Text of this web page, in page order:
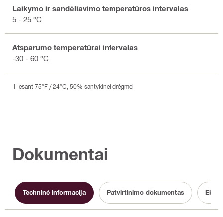
Laikymo ir sandėliavimo temperatūros intervalas
5 - 25 °C
Atsparumo temperatūrai intervalas
-30 - 60 °C
esant 75°F / 24°C, 50% santykinei drėgmei
Dokumentai
Techninė informacija Patvirtinimo dokumentas